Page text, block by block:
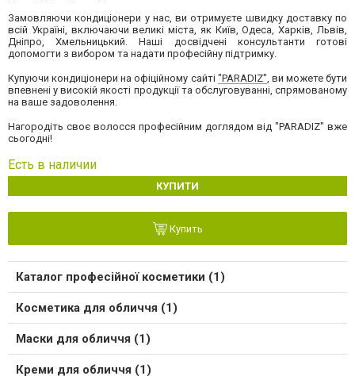
Замовляючи кондиціонери у нас, ви отримуєте швидку доставку по
всій Україні, включаючи великі міста, як Київ, Одеса, Харків, Львів,
Дніпро, Хмельницький. Наші досвідчені консультанти готові
допомогти з вибором та надати професійну підтримку.
Купуючи кондиціонери на офіційному сайті "PARADIZ" , ви можете бути
впевнені у високій якості продукції та обслуговуванні, спрямованому
на ваше задоволення.
Нагородіть своє волосся професійним доглядом від "PARADIZ" вже
сьогодні!
Есть в наличии
КУПИТИ
Купить
Каталог професійної косметики (1)
Косметика для обличчя (1)
Маски для обличчя (1)
Креми для обличчя (1)